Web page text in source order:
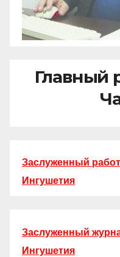
Главный
Заслуженный
Ингушетия
Заслуженный
Ингушетия